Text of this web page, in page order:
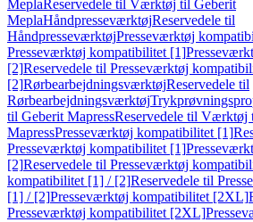
MeplaReservedele til Værktøj til Geberit
MeplaHåndpresseværktøjReservedele til
HåndpresseværktøjPresseværktøj
Presseværktøj kompatibilitet [1]
[2]Reservedele til Presseværktøj
[2]RørbearbejdningsværktøjReservedele til
Rørbearbejdningsværktøj
til Geberit MapressReservedele til Værktøj
MapressPresseværktøj kompatibilitet [1]
Presseværktøj kompatibilitet [1]
[2]Reservedele til Presseværktøj
kompatibilitet [1] / [2]Reservedele til
[1] / [2]Presseværktøj kompatibilitet [2XL]
Presseværktøj kompatibilitet [2XL]